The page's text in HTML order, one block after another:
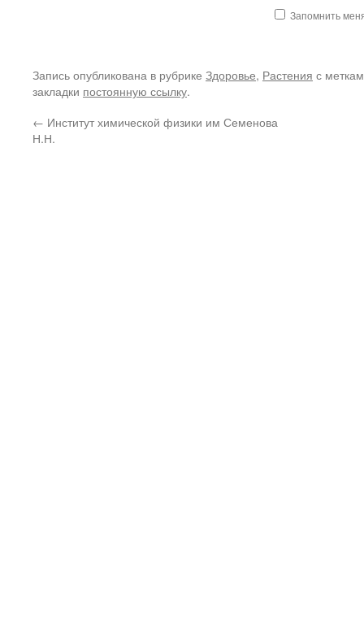
Запомнить
Запись опубликована в рубрике Здоровье, Растения с
закладки постоянную ссылку.
← Институт химической физики им Семенова
Н.Н.